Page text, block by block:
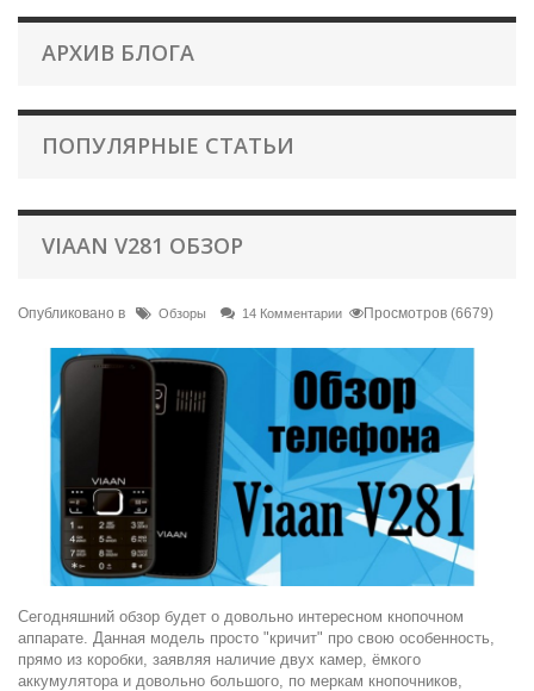
АРХИВ БЛОГА
ПОПУЛЯРНЫЕ СТАТЬИ
VIAAN V281 ОБЗОР
Опубликовано в Обзоры 14 Комментарии Просмотров (6679)
Сегодняшний обзор будет о довольно интересном кнопочном
аппарате. Данная модель просто "кричит" про свою особенность,
прямо из коробки, заявляя наличие двух камер, ёмкого
аккумулятора и довольно большого, по меркам кнопочников,